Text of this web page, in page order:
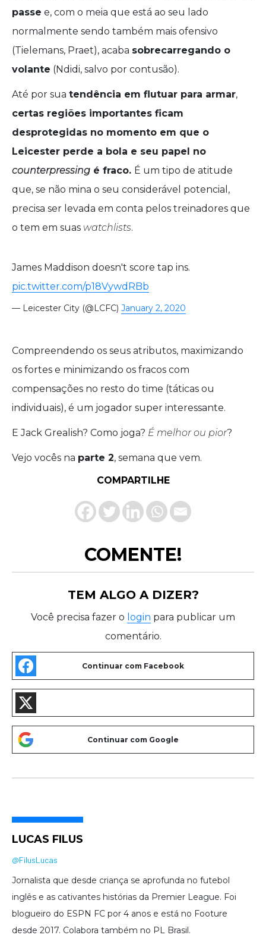
passe e, com o meia que está ao seu lado
normalmente sendo também mais ofensivo
(Tielemans, Praet), acaba sobrecarregando o
volante (Ndidi, salvo por contusão).
Até por sua tendência em flutuar para armar,
certas regiões importantes ficam
desprotegidas no momento em que o
Leicester perde a bola e seu papel no
counterpressing é fraco. É um tipo de atitude
que, se não mina o seu considerável potencial,
precisa ser levada em conta pelos treinadores que
o tem em suas watchlists.
James Maddison doesn't score tap ins.
pic.twitter.com/p18VywdRBb
— Leicester City (@LCFC) January 2, 2020
Compreendendo os seus atributos, maximizando
os fortes e minimizando os fracos com
compensações no resto do time (táticas ou
individuais), é um jogador super interessante.
E Jack Grealish? Como joga? É melhor ou pior?
Vejo vocês na parte 2, semana que vem.
COMPARTILHE
COMENTE!
TEM ALGO A DIZER?
Você precisa fazer o login para publicar um
comentário.
LUCAS FILUS
@FilusLucas
Jornalista que desde criança se aprofunda no futebol
inglês e as cativantes histórias da Premier League. Foi
blogueiro do ESPN FC por 4 anos e está no Footure
desde 2017. Colabora também no PL Brasil.